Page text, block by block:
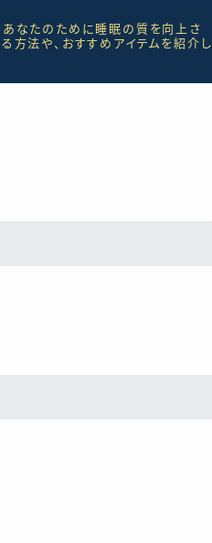
なたのために睡眠の質を向上さ
方法や、おすすめアイテムを紹介し